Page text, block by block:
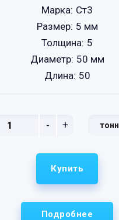
- + тонн
Марка: Ст3
Размер: 5 мм
Толщина: 5
Диаметр: 50 мм
Длина: 50
Подробнее
Купить